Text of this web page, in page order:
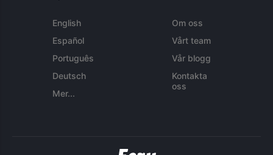
English
Español
Português
Deutsch
Mer...
Om oss
Vårt team
Vår blogg
Kontakta
oss